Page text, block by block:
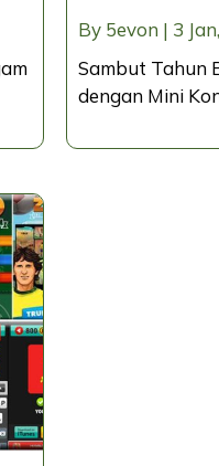
By 5evon | 3
Sambut Tahun
dengan Mini